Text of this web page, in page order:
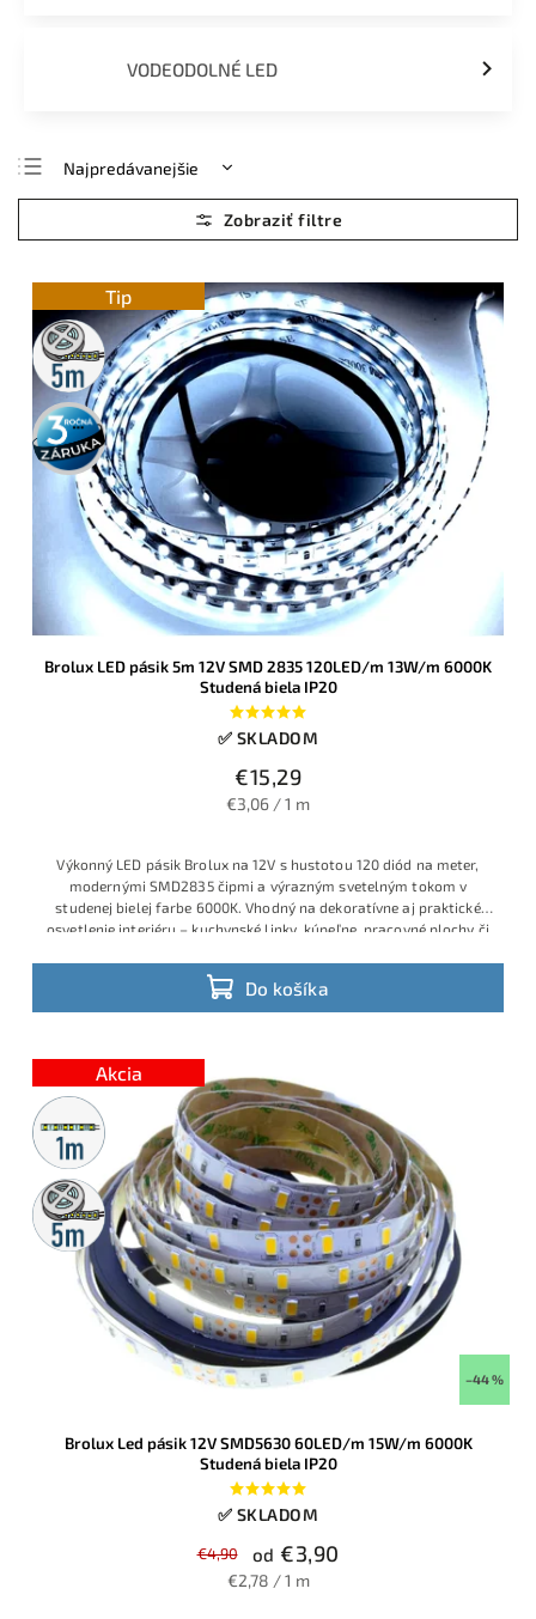
VODEODOLNÉ LED
Najpredávanejšie
Najlacnejšie
Najdrahšie
Abecedne
Tip
5m
rolka
3 roky
záruka
Brolux LED pásik 5m 12V SMD 2835 120LED/m 13W/m 6000K
Studená biela IP20
✅ SKLADOM
€15,29
€3,06 / 1 m
Do košíka
Výkonný LED pásik Brolux na 12V s hustotou 120 diód na meter,
modernými SMD2835 čipmi a výrazným svetelným tokom v
studenej bielej farbe 6000K. Vhodný na dekoratívne aj praktické
osvetlenie interiéru – kuchynské linky, kúpeľne, pracovné plochy či
Akcia
Metrážny
predaj
5m
rolka
–44 %
Brolux Led pásik 12V SMD5630 60LED/m 15W/m 6000K
Studená biela IP20
✅ SKLADOM
€4,90 od €3,90
€2,78 / 1 m